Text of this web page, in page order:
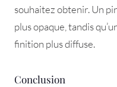
souhaitez obtenir. Un
plus opaque, tandis
finition plus diffuse.
Conclusion